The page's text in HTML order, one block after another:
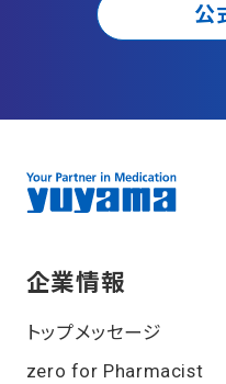
公
企業情報
トップメッセージ
zero for Pharmacist